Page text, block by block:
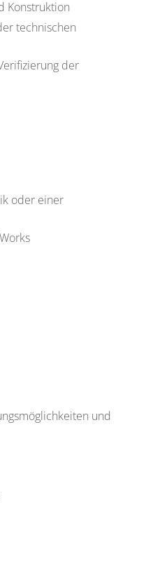
Konstruktion
technischen
der
oder einer
und